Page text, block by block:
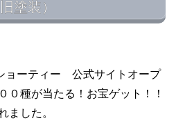
塗装）
ョーティー 公式サイトオープ
０種が当たる！お宝ゲット！！
ました。